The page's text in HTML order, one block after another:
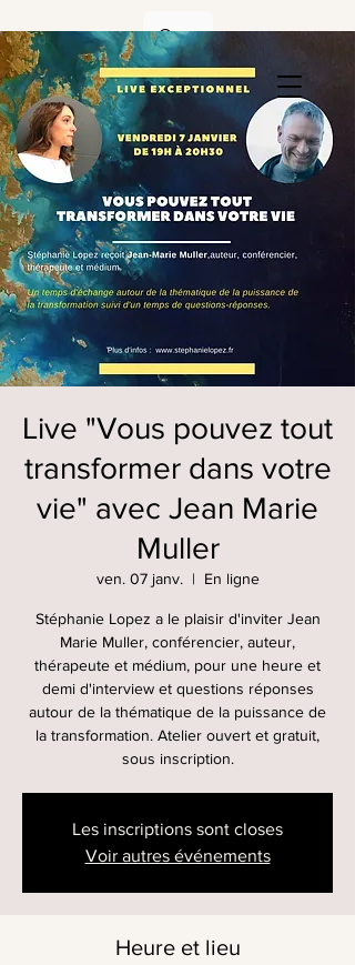
Live "Vous pouvez tout
transformer dans votre
vie" avec Jean Marie
Muller
ven. 07 janv.
  |
En ligne
Stéphanie Lopez a le plaisir d'inviter Jean
Marie Muller, conférencier, auteur,
thérapeute et médium, pour une heure et
demi d'interview et questions réponses
autour de la thématique de la puissance de
la transformation. Atelier ouvert et gratuit,
sous inscription.
Les inscriptions sont closes
Voir autres événements
Heure et lieu